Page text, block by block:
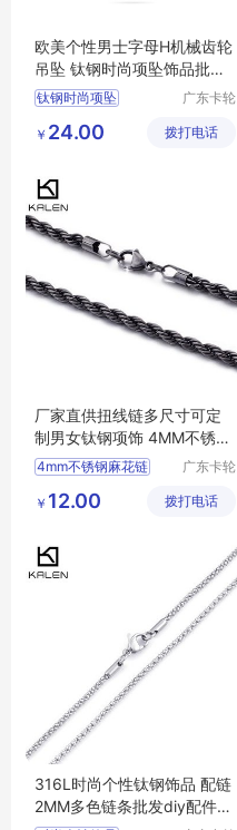
欧美个性男士字母H机械齿轮
吊坠 钛钢时尚项坠饰品批发
工厂直销
钛钢时尚项坠
齿轮吊坠
广东卡轮
公司
￥ 24.00 拨打电话
厂家直供扭线链多尺寸可定
制男女钛钢项饰 4MM不锈钢
麻花链配链
4mm不锈钢麻花链
钛钢项饰 4mm麻花链
广东卡轮
公司
￥ 12.00 拨打电话
316L时尚个性钛钢饰品 配链
2MM多色链条批发diy配件批